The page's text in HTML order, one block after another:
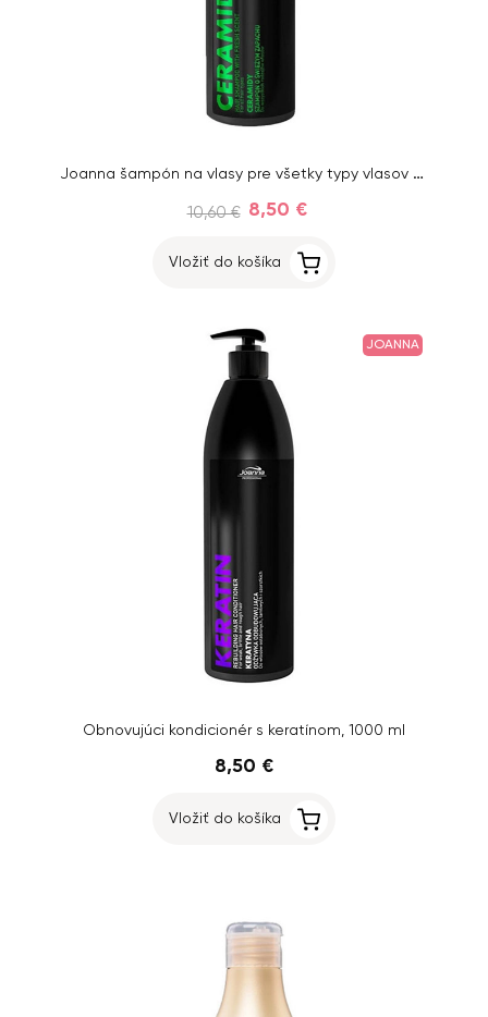
Joanna šampón na vlasy pre všetky typy vlasov s ceramidmi 1000 ml
10,60 € 8,50 €
Vložiť do košíka
JOANNA
Obnovujúci kondicionér s keratínom, 1000 ml
8,50 €
Vložiť do košíka